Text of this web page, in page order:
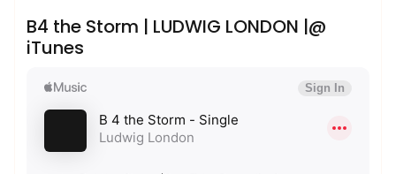
B4 the Storm | LUDWIG LONDON |@
iTunes